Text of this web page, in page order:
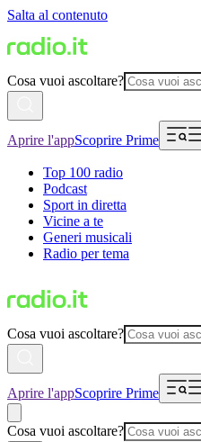
Salta al contenuto
Cosa vuoi ascoltare?
Aprire l'appScoprire Prime
Top 100 radio
Podcast
Sport in diretta
Vicine a te
Generi musicali
Radio per tema
Cosa vuoi ascoltare?
Aprire l'appScoprire Prime
Cosa vuoi ascoltare?